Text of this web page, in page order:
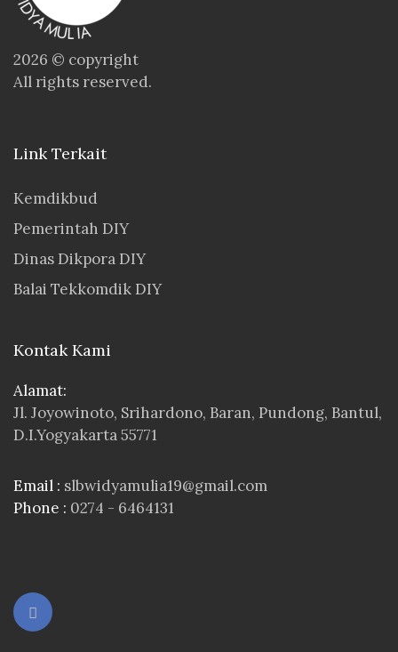
2026 © copyright
All rights reserved.
Link Terkait
Kemdikbud
Pemerintah DIY
Dinas Dikpora DIY
Balai Tekkomdik DIY
Kontak Kami
Alamat:
Jl. Joyowinoto, Srihardono, Baran, Pundong, Bantul,
D.I.Yogyakarta 55771
Email : slbwidyamulia19@gmail.com
Phone : 0274 - 6464131